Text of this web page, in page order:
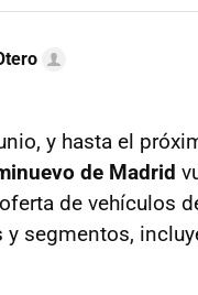
y hasta el
de Madrid
de vehículos
y segmentos,